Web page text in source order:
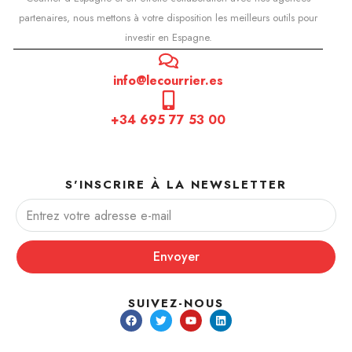
partenaires, nous mettons à votre disposition les meilleurs outils pour
investir en Espagne.
info@lecourrier.es
+34 695 77 53 00
S'INSCRIRE À LA NEWSLETTER
Envoyer
SUIVEZ-NOUS